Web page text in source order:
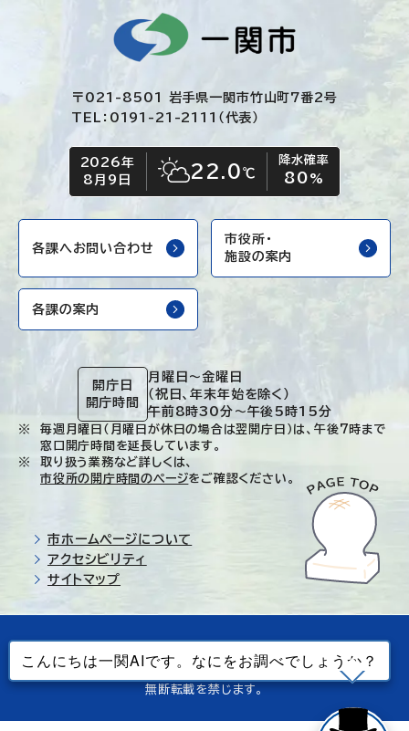
〒021-8501 岩手県一関市竹山町7番2号
TEL：0191-21-2111（代表）
今日の日付
2026年
8月9日
今日の天気
晴れ時々くもり
22.0 ℃
降水確率
80 %
各課へお問い合わせ
市役所・
施設の案内
各課の案内
開庁日
開庁時間
月曜日～金曜日
（祝日、年末年始を除く）
午前8時30分～午後5時15分
毎週月曜日（月曜日が休日の場合は翌開庁日）は、午後7時まで
窓口開庁時間を延長しています。
取り扱う業務など詳しくは、
市役所の開庁時間のページをご確認ください。
市ホームページについて
アクセシビリティ
サイトマップ
当ホームページで使用しているすべてのデータの
無断転載を禁じます。